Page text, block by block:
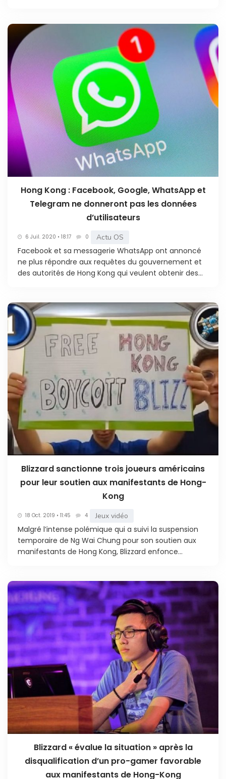
Hong Kong : Facebook, Google, WhatsApp et
Telegram ne donneront pas les données
d’utilisateurs
6 Juil. 2020 • 18:17 0 Actu OS
Facebook et sa messagerie WhatsApp ont annoncé
ne plus répondre aux requêtes du gouvernement et
des autorités de Hong Kong qui veulent obtenir des...
Blizzard sanctionne trois joueurs américains
pour leur soutien aux manifestants de Hong-
Kong
18 Oct. 2019 • 11:45 4 Jeux vidéo
Malgré l’intense polémique qui a suivi la suspension
temporaire de Ng Wai Chung pour son soutien aux
manifestants de Hong Kong, Blizzard enfonce...
Blizzard « évalue la situation » après la
disqualification d’un pro-gamer favorable
aux manifestants de Hong-Kong